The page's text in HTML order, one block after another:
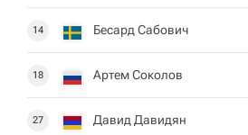
14 Бесард Сабович
18 Артем Соколов
27 Давид Давидян